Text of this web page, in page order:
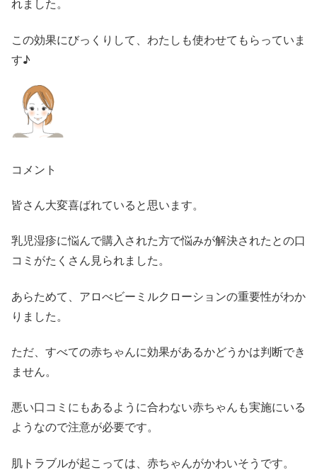
れました。
この効果にびっくりして、わたしも使わせてもらっていま
す♪
コメント
皆さん大変喜ばれていると思います。
乳児湿疹に悩んで購入された方で悩みが解決されたとの口
コミがたくさん見られました。
あらためて、アロべビーミルクローションの重要性がわか
りました。
ただ、すべての赤ちゃんに効果があるかどうかは判断でき
ません。
悪い口コミにもあるように合わない赤ちゃんも実施にいる
ようなので注意が必要です。
肌トラブルが起こっては、赤ちゃんがかわいそうです。